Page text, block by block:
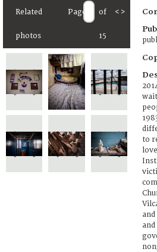
Related
photos
Page of
15
< >
to